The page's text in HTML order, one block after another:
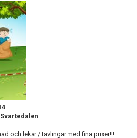
och lekar / tävlingar med fina priser!!!